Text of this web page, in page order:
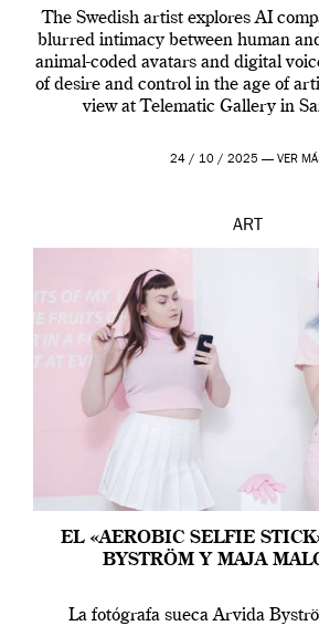
The Swedish artist explores AI
blurred intimacy between human
animal-coded avatars and digital
of desire and control in the age of
view at Telematic Gallery in
24 / 10 / 2025 — VER
ART
EL «AEROBIC SELFIE
BYSTRÖM Y MAJA
La fotógrafa sueca Arvida